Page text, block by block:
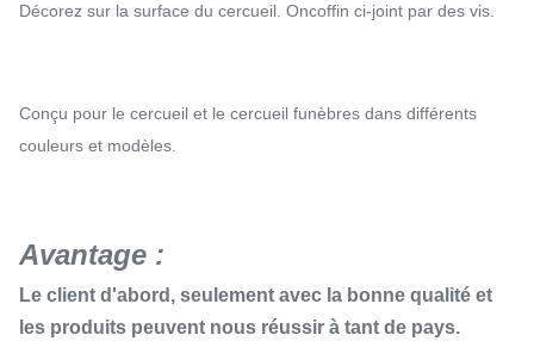
Décorez sur la surface du cercueil. Oncoffin ci-joint par des vis.
Conçu pour le cercueil et le cercueil funèbres dans différents
couleurs et modèles.
Avantage :
Le client d'abord, seulement avec la bonne qualité et
les produits peuvent nous réussir à tant de pays.